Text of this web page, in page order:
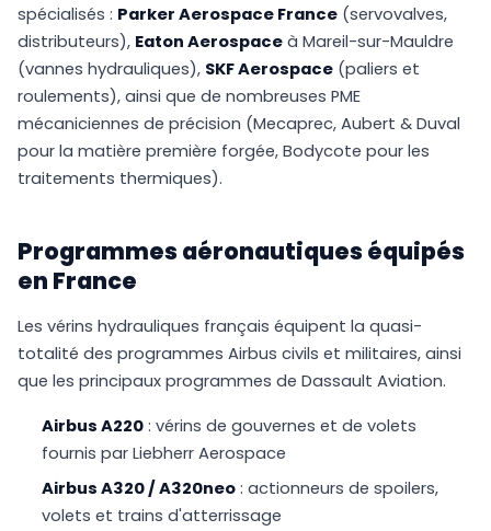
spécialisés : Parker Aerospace France (servovalves,
distributeurs), Eaton Aerospace à Mareil-sur-Mauldre
(vannes hydrauliques), SKF Aerospace (paliers et
roulements), ainsi que de nombreuses PME
mécaniciennes de précision (Mecaprec, Aubert & Duval
pour la matière première forgée, Bodycote pour les
traitements thermiques).
Programmes aéronautiques équipés
en France
Les vérins hydrauliques français équipent la quasi-
totalité des programmes Airbus civils et militaires, ainsi
que les principaux programmes de Dassault Aviation.
Airbus A220 : vérins de gouvernes et de volets
fournis par Liebherr Aerospace
Airbus A320 / A320neo : actionneurs de spoilers,
volets et trains d'atterrissage